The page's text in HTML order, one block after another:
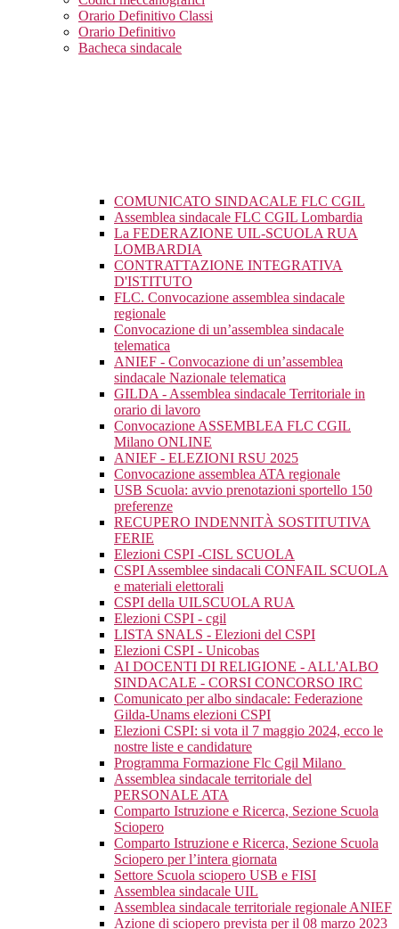
Orario Definitivo Classi
Orario Definitivo
Bacheca sindacale
COMUNICATO SINDACALE FLC CGIL
Assemblea sindacale FLC CGIL Lombardia
La FEDERAZIONE UIL-SCUOLA RUA
LOMBARDIA
CONTRATTAZIONE INTEGRATIVA
D'ISTITUTO
FLC. Convocazione assemblea sindacale
regionale
Convocazione di un’assemblea sindacale
telematica
ANIEF - Convocazione di un’assemblea
sindacale Nazionale telematica
GILDA - Assemblea sindacale Territoriale in
orario di lavoro
Convocazione ASSEMBLEA FLC CGIL
Milano ONLINE
ANIEF - ELEZIONI RSU 2025
Convocazione assemblea ATA regionale
USB Scuola: avvio prenotazioni sportello 150
preferenze
RECUPERO INDENNITÀ SOSTITUTIVA
FERIE
Elezioni CSPI -CISL SCUOLA
CSPI Assemblee sindacali CONFAIL SCUOLA
e materiali elettorali
CSPI della UILSCUOLA RUA
Elezioni CSPI - cgil
LISTA SNALS - Elezioni del CSPI
Elezioni CSPI - Unicobas
AI DOCENTI DI RELIGIONE - ALL'ALBO
SINDACALE - CORSI CONCORSO IRC
Comunicato per albo sindacale: Federazione
Gilda-Unams elezioni CSPI
Elezioni CSPI: si vota il 7 maggio 2024, ecco le
nostre liste e candidature
Programma Formazione Flc Cgil Milano
Assemblea sindacale territoriale del
PERSONALE ATA
Comparto Istruzione e Ricerca, Sezione Scuola
Sciopero
Comparto Istruzione e Ricerca, Sezione Scuola
Sciopero per l’intera giornata
Settore Scuola sciopero USB e FISI
Assemblea sindacale UIL
Assemblea sindacale territoriale regionale ANIEF
Azione di sciopero prevista per il 08 marzo 2023